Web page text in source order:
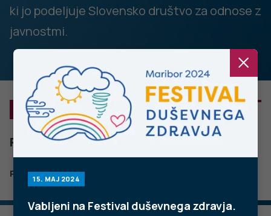
15. MAJ 2024
Vabljeni na Festival duševnega zdravja.
ki jo podeljuje Slovensko društvo za odnose z
javnostmi.
NE SPREGLEJTE
Programi
PODROBNO